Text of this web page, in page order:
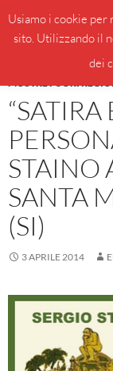
contenuto
BeppeBlog
MOSTRE FUORI
“SATIRA
STAINO
SANTA
(SI)
3 APRILE 2014
Usiamo i cookie
sito. Utilizzando il
dei